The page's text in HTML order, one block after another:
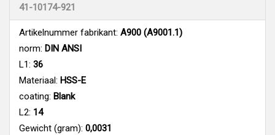
41-10174-921
Artikelnummer fabrikant: A900 (A9001.1)
norm: DIN ANSI
L1: 36
Materiaal: HSS-E
coating: Blank
L2: 14
Gewicht (gram): 0,0031